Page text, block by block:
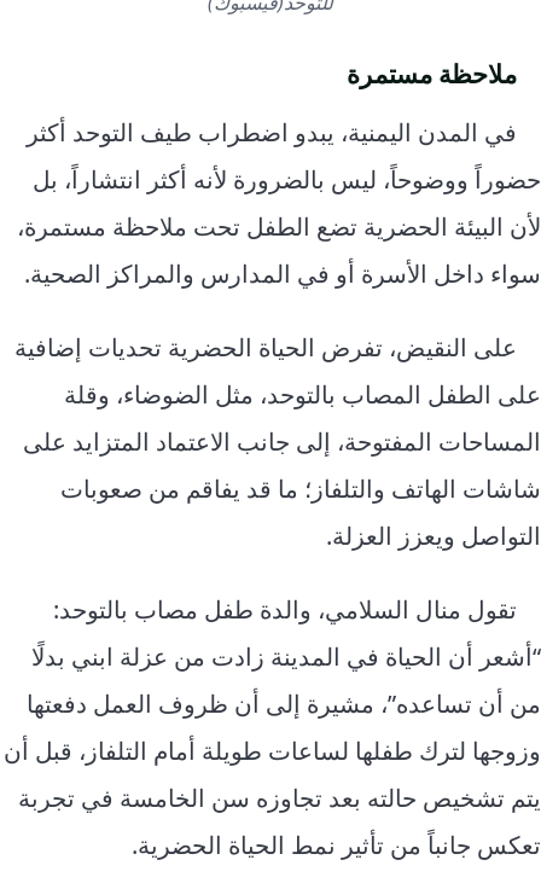
ملاحظة مستمرة
في المدن اليمنية، يبدو اضطراب طيف التوحد أكثر
حضوراً ووضوحاً، ليس بالضرورة لأنه أكثر انتشاراً، بل
لأن البيئة الحضرية تضع الطفل تحت ملاحظة مستمرة،
سواء داخل الأسرة أو في المدارس والمراكز الصحية.
على النقيض، تفرض الحياة الحضرية تحديات إضافية
على الطفل المصاب بالتوحد، مثل الضوضاء، وقلة
المساحات المفتوحة، إلى جانب الاعتماد المتزايد على
شاشات الهاتف والتلفاز؛ ما قد يفاقم من صعوبات
التواصل ويعزز العزلة.
تقول منال السلامي، والدة طفل مصاب بالتوحد:
“أشعر أن الحياة في المدينة زادت من عزلة ابني بدلًا
من أن تساعده”، مشيرة إلى أن ظروف العمل دفعتها
وزوجها لترك طفلها لساعات طويلة أمام التلفاز، قبل أن
يتم تشخيص حالته بعد تجاوزه سن الخامسة في تجربة
تعكس جانباً من تأثير نمط الحياة الحضرية.